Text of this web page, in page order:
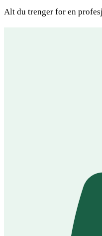
Alt du trenger for en